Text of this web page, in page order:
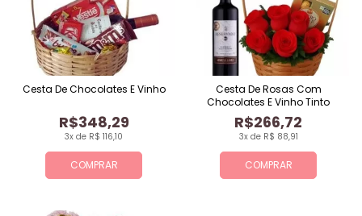
COMPRAR
3x de R$ 116,10
R$348,29
Cesta De Chocolates E Vinho
COMPRAR
3x de R$ 88,91
R$266,72
Cesta De Rosas Com
Chocolates E Vinho Tinto